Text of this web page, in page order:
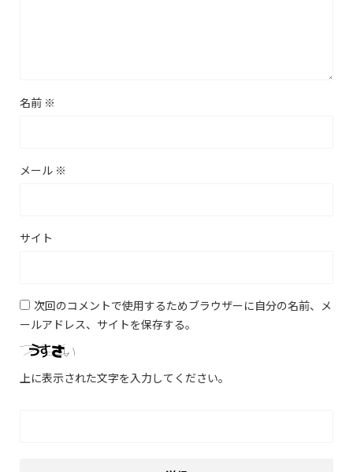
名前 ※
メール ※
サイト
次回のコメントで使用するためブラウザーに自分の名前、メ
ールアドレス、サイトを保存する。
上に表示された文字を入力してください。